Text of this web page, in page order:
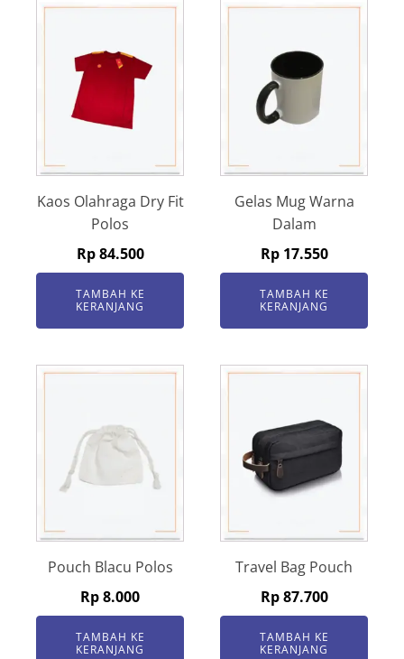
Kaos Olahraga Dry Fit
Polos
Rp84.500
TAMBAH KE
KERANJANG
Gelas Mug Warna
Dalam
Rp17.550
TAMBAH KE
KERANJANG
Pouch Blacu Polos
Rp8.000
TAMBAH KE
KERANJANG
Travel Bag Pouch
Rp87.700
TAMBAH KE
KERANJANG